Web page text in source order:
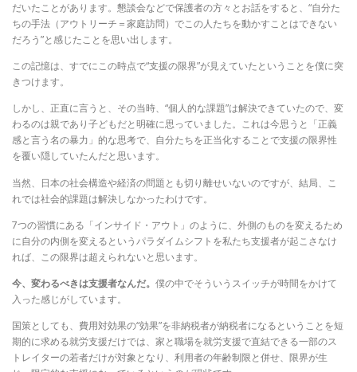
だいたことがあります。懇談会などで保護者の方々とお話をすると、“自分た
ちの手法（アウトリーチ＝家庭訪問）でこの人たちを動かすことはできない
だろう”と感じたことを思い出します。
この記憶は、すでにこの時点で“支援の限界”が見えていたということを僕に突
きつけます。
しかし、正直に言うと、その当時、“個人的な課題”は解決できていたので、変
わるのは親であり子どもだと明確に思っていました。これは今思うと「正義
感と言う名の暴力」的な思考で、自分たちを正当化することで支援の限界性
を覆い隠していたんだと思います。
当然、日本の社会構造や経済の問題とも切り離せいないのですが、結局、こ
れでは社会的課題は解決しなかったわけです。
7つの習慣にある「インサイド・アウト」のように、外側のものを変えるため
に自分の内側を変えるというパラダイムシフトを私たち支援者が起こさなけ
れば、この限界は超えられないと思います。
今、変わるべきは支援者なんだ。 僕の中でそういうスイッチが時間をかけて
入った感じがしています。
国策としても、費用対効果の“効果”を非納税者が納税者になるということを短
期的に求める就労支援だけでは、家と職場を就労支援で直結できる一部のス
トレイターの若者だけが対象となり、利用者の年齢制限と併せ、限界が生